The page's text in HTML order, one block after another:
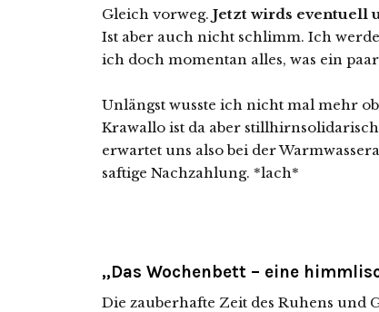
Gleich vorweg. Jetzt wirds eventuell
Ist aber auch nicht schlimm. Ich
ich doch momentan alles, was ein
Unlängst wusste ich nicht mal mehr
Krawallo ist da aber
erwartet uns also bei der
saftige Nachzahlung. *lach*
„Das Wochenbett – eine
Die zauberhafte Zeit des Ruhens und